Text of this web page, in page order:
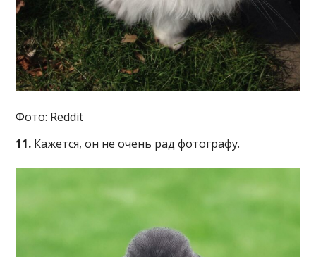
Фото: Reddit
11. Кажется, он не очень рад фотографу.